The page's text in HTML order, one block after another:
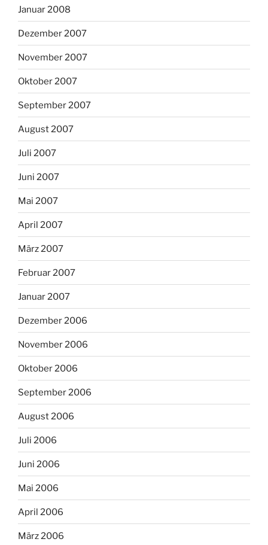
Januar 2008
Dezember 2007
November 2007
Oktober 2007
September 2007
August 2007
Juli 2007
Juni 2007
Mai 2007
April 2007
März 2007
Februar 2007
Januar 2007
Dezember 2006
November 2006
Oktober 2006
September 2006
August 2006
Juli 2006
Juni 2006
Mai 2006
April 2006
März 2006